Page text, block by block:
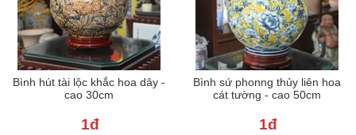
Bình hút tài lộc khắc hoa dây -
cao 30cm
1đ
Bình sứ phonng thủy liên hoa
cát tường - cao 50cm
1đ